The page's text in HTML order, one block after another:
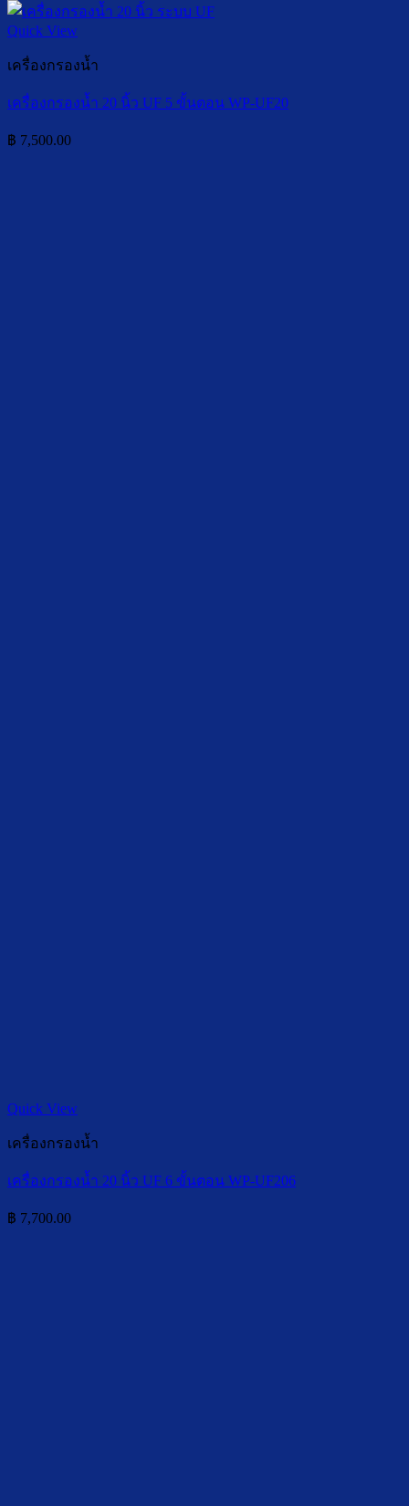
Quick View
เครื่องกรองน้ำ
เครื่องกรองน้ำ 20 นิ้ว UF 5 ขั้นตอน WP-UF20
฿ 7,500.00
Quick View
เครื่องกรองน้ำ
เครื่องกรองน้ำ 20 นิ้ว UF 6 ขั้นตอน WP-UF206
฿ 7,700.00